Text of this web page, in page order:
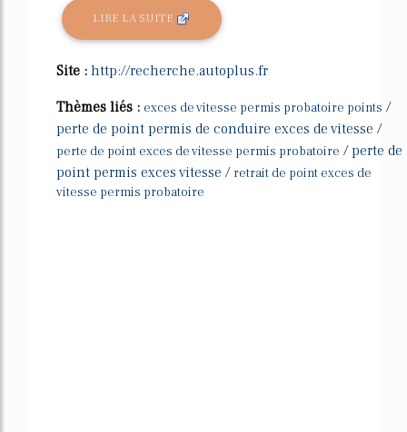
LIRE LA SUITE
Site : http://recherche.autoplus.fr
Thèmes liés : exces de vitesse permis probatoire points /
perte de point permis de conduire exces de vitesse /
perte de point exces de vitesse permis probatoire /perte de
point permis exces vitesse / retrait de point exces de
vitesse permis probatoire